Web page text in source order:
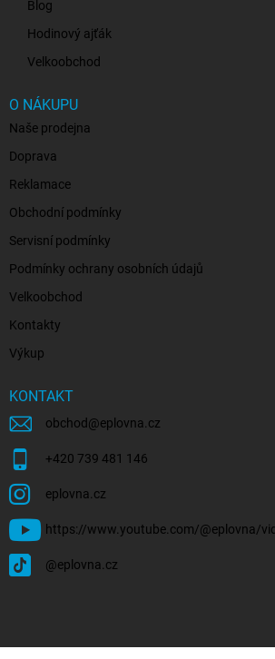
Blog
Hodinový ajťák
Velkoobchod
O NÁKUPU
Naše prodejna
Doprava
Reklamace
Obchodní podmínky
Servisní podmínky
Podmínky ochrany osobních údajů
Velkoobchod
Kontakty
Výkup
KONTAKT
obchod @eplovna.cz
+420 739 481 146
eplovna.cz
https://www.youtube.com/@eplovna/
@eplovna.cz